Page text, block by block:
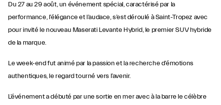
Du 27 au 29 août, un événement spécial, caractérisé par la
performance, l’élégance et l’audace, s’est déroulé à Saint-Tropez avec
pour invité le nouveau Maserati Levante Hybrid, le premier SUV hybride
de la marque.
Le week-end fut animé par la passion et la recherche d’émotions
authentiques, le regard tourné vers l’avenir.
L’événement a débuté par une sortie en mer avec à la barre le célèbre